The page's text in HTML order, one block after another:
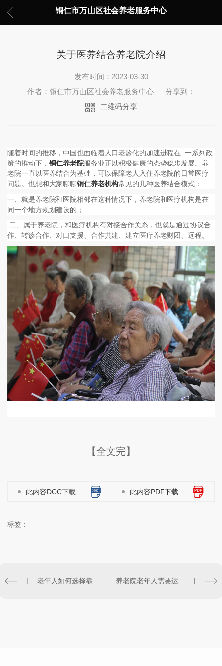
铜仁市万山区社会养老服务中心
关于医养结合养老院介绍
发布时间：2023-03-30
作者：铜仁市万山区社会养老服务中心
分享到：
二维码分享
随着时间的推移，中国也面临着人口老龄化的加速进程在..一系列政
策的推动下， 铜仁养老院服务业正以积极健康的态势稳步发展。养
老院一直以医养结合为基础，可以保障老人入住养老院的日常医疗
问题。也想和大家聊聊铜仁养老机构常见的几种医养结合模式：
一、就是养老院和医院相邻在这种情况下，养老院和医疗机构是在
同一个地方规划建设的；
二、属于养老院，和医疗机构有对接合作关系，也就是通过协议合
作、转诊合作、对口支援、合作共建、建立医疗养老财团、远程。
【全文完】
此内容DOC下载 此内容PDF下载
标签：